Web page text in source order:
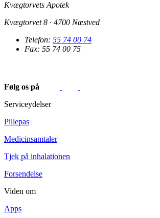
Kvægtorvets Apotek
Kvægtorvet 8 · 4700 Næstved
Telefon: 55 74 00 74
Fax: 55 74 00 75
Følg os på
Serviceydelser
Pillepas
Medicinsamtaler
Tjek på inhalationen
Forsendelse
Viden om
Apps